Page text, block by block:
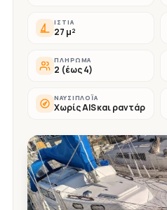
ΙΣΤΊΑ
27 μ²
ΠΛΉΡΩΜΑ
2 (έως 4)
ΝΑΥΣΙΠΛΟΪ́Α
Χωρίς AIS και ραντάρ